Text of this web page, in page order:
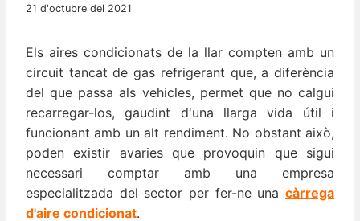
21 d'octubre del 2021
Els aires condicionats de la llar compten amb un
circuit tancat de gas refrigerant que, a diferència
del que passa als vehicles, permet que no calgui
recarregar-los, gaudint d'una llarga vida útil i
funcionant amb un alt rendiment. No obstant això,
poden existir avaries que provoquin que sigui
necessari comptar amb una empresa
especialitzada del sector per fer-ne una càrrega
d'aire condicionat.